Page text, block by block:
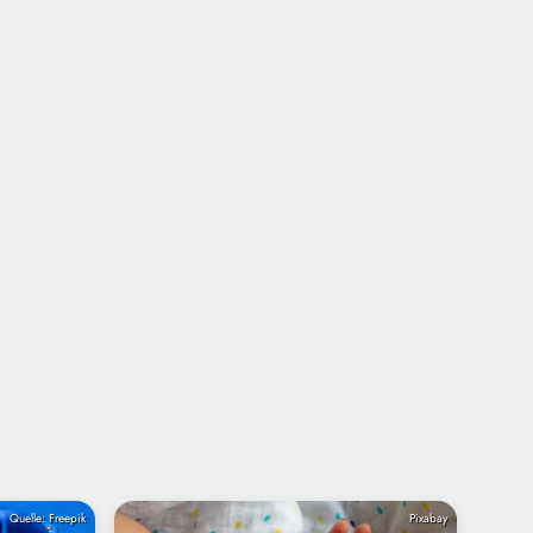
Quelle: Freepik Pixabay